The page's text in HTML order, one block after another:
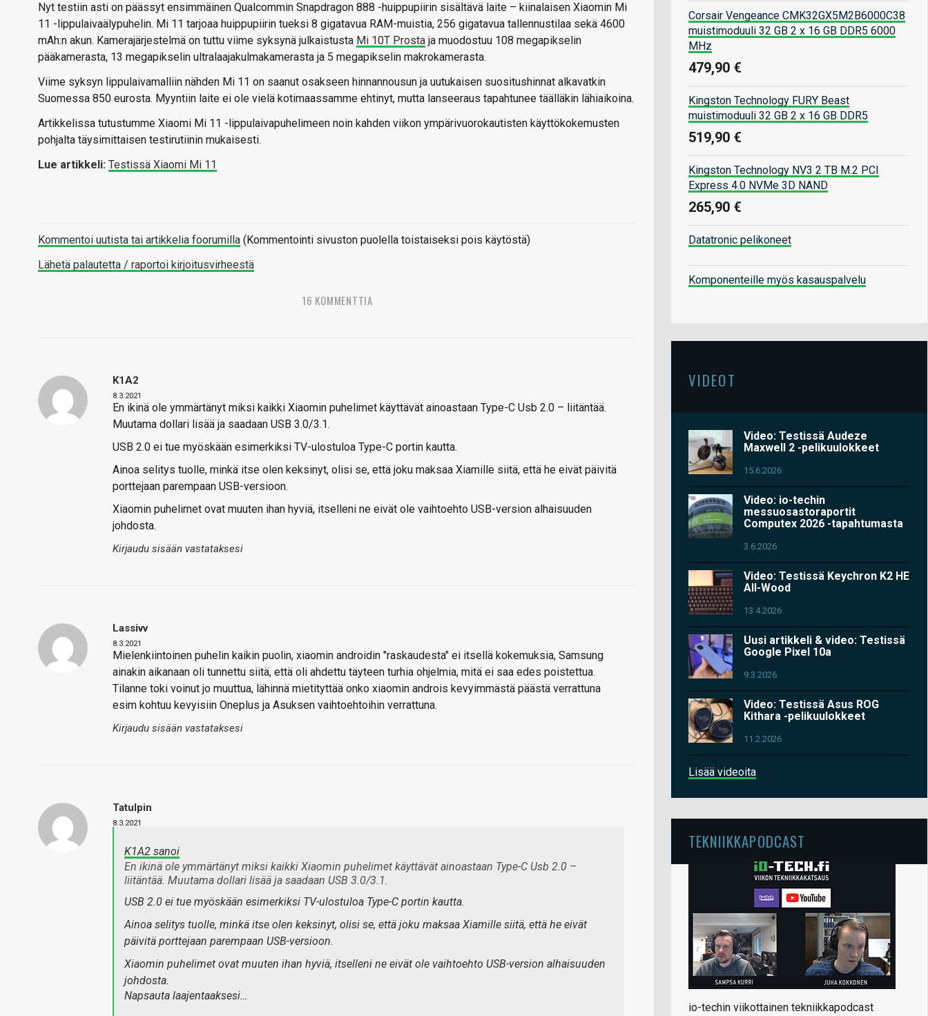
Nyt testiin asti on päässyt ensimmäinen Qualcommin Snapdragon 888 -huippupiirin sisältävä laite – kiinalaisen Xiaomin Mi
11 -lippulaivaälypuhelin. Mi 11 tarjoaa huippupiirin tueksi 8 gigatavua RAM-muistia, 256 gigatavua tallennustilaa sekä 4600
mAh:n akun. Kamerajärjestelmä on tuttu viime syksynä julkaistusta Mi 10T Prosta ja muodostuu 108 megapikselin
pääkamerasta, 13 megapikselin ultralaajakulmakamerasta ja 5 megapikselin makrokamerasta.
Viime syksyn lippulaivamalliin nähden Mi 11 on saanut osakseen hinnannousun ja uutukaisen suositushinnat alkavatkin
Suomessa 850 eurosta. Myyntiin laite ei ole vielä kotimaassamme ehtinyt, mutta lanseeraus tapahtunee täälläkin lähiaikoina.
Artikkelissa tutustumme Xiaomi Mi 11 -lippulaivapuhelimeen noin kahden viikon ympärivuorokautisten käyttökokemusten
pohjalta täysimittaisen testirutiinin mukaisesti.
Lue artikkeli: Testissä Xiaomi Mi 11
Kommentoi uutista tai artikkelia foorumilla (Kommentointi sivuston puolella toistaiseksi pois käytöstä)
Lähetä palautetta / raportoi kirjoitusvirheestä
16 KOMMENTTIA
K1A2
8.3.2021
En ikinä ole ymmärtänyt miksi kaikki Xiaomin puhelimet käyttävät ainoastaan Type-C Usb 2.0 – liitäntää.
Muutama dollari lisää ja saadaan USB 3.0/3.1.
USB 2.0 ei tue myöskään esimerkiksi TV-ulostuloa Type-C portin kautta.
Ainoa selitys tuolle, minkä itse olen keksinyt, olisi se, että joku maksaa Xiamille siitä, että he eivät päivitä
porttejaan parempaan USB-versioon.
Xiaomin puhelimet ovat muuten ihan hyviä, itselleni ne eivät ole vaihtoehto USB-version alhaisuuden
johdosta.
Kirjaudu sisään vastataksesi
Lassivv
8.3.2021
Mielenkiintoinen puhelin kaikin puolin, xiaomin androidin "raskaudesta" ei itsellä kokemuksia, Samsung
ainakin aikanaan oli tunnettu siitä, että oli ahdettu täyteen turhia ohjelmia, mitä ei saa edes poistettua.
Tilanne toki voinut jo muuttua, lähinnä mietityttää onko xiaomin androis kevyimmästä päästä verrattuna
esim kohtuu kevyisiin Oneplus ja Asuksen vaihtoehtoihin verrattuna.
Kirjaudu sisään vastataksesi
Tatulpin
8.3.2021
K1A2 sanoi
En ikinä ole ymmärtänyt miksi kaikki Xiaomin puhelimet käyttävät ainoastaan Type-C Usb 2.0 –
liitäntää. Muutama dollari lisää ja saadaan USB 3.0/3.1.
USB 2.0 ei tue myöskään esimerkiksi TV-ulostuloa Type-C portin kautta.
Ainoa selitys tuolle, minkä itse olen keksinyt, olisi se, että joku maksaa Xiamille siitä, että he eivät
päivitä porttejaan parempaan USB-versioon.
Xiaomin puhelimet ovat muuten ihan hyviä, itselleni ne eivät ole vaihtoehto USB-version alhaisuuden
johdosta.
Napsauta laajentaaksesi…
Corsair Vengeance CMK32GX5M2B6000C38
muistimoduuli 32 GB 2 x 16 GB DDR5 6000
MHz
479,90 €
Kingston Technology FURY Beast
muistimoduuli 32 GB 2 x 16 GB DDR5
519,90 €
Kingston Technology NV3 2 TB M.2 PCI
Express 4.0 NVMe 3D NAND
265,90 €
Datatronic pelikoneet
Komponenteille myös kasauspalvelu
VIDEOT
Video: Testissä Audeze
Maxwell 2 -pelikuulokkeet
15.6.2026
Video: io-techin
messuosastoraportit
Computex 2026 -tapahtumasta
3.6.2026
Video: Testissä Keychron K2 HE
All-Wood
13.4.2026
Uusi artikkeli & video: Testissä
Google Pixel 10a
9.3.2026
Video: Testissä Asus ROG
Kithara -pelikuulokkeet
11.2.2026
Lisää videoita
TEKNIIKKAPODCAST
io-techin viikottainen tekniikkapodcast